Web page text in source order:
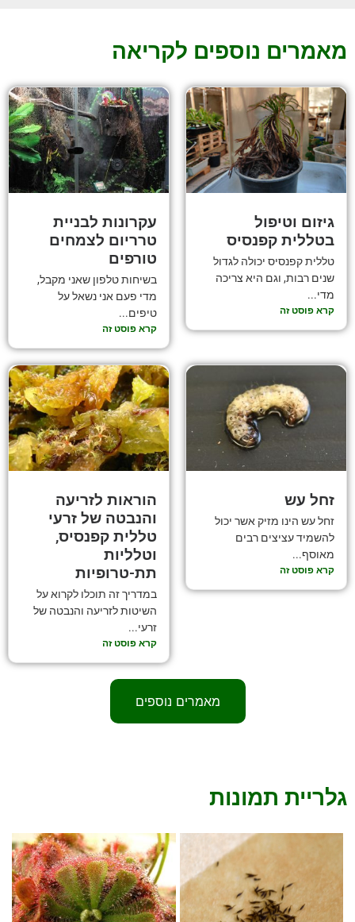
מאמרים נוספים לקריאה
גיזום וטיפול
בטללית קפנסיס
טללית קפנסיס יכולה לגדול
שנים רבות, וגם היא צריכה
מדי...
קרא פוסט זה
עקרונות לבניית
טרריום לצמחים
טורפים
בשיחות טלפון שאני מקבל,
מדי פעם אני נשאל על
טיפים...
קרא פוסט זה
זחל עש
זחל עש הינו מזיק אשר יכול
להשמיד עציצים רבים
מאוסף...
קרא פוסט זה
הוראות לזריעה
והנבטה של זרעי
טללית קפנסיס,
וטלליות
תת-טרופיות
במדריך זה תוכלו לקרוא על
השיטות לזריעה והנבטה של
זרעי...
קרא פוסט זה
מאמרים נוספים
גלריית תמונות